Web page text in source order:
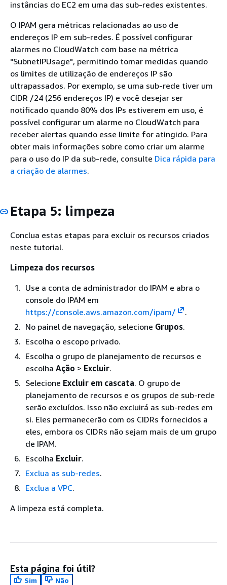
instâncias do EC2 em uma das sub-redes existentes.
O IPAM gera métricas relacionadas ao uso de
endereços IP em sub-redes. É possível configurar
alarmes no CloudWatch com base na métrica
"SubnetIPUsage", permitindo tomar medidas quando
os limites de utilização de endereços IP são
ultrapassados. Por exemplo, se uma sub-rede tiver um
CIDR /24 (256 endereços IP) e você desejar ser
notificado quando 80% dos IPs estiverem em uso, é
possível configurar um alarme no CloudWatch para
receber alertas quando esse limite for atingido. Para
obter mais informações sobre como criar um alarme
para o uso do IP da sub-rede, consulte Dica rápida para
a criação de alarmes.
Etapa 5: limpeza
Conclua estas etapas para excluir os recursos criados
neste tutorial.
Limpeza dos recursos
Use a conta de administrador do IPAM e abra o
console do IPAM em
https://console.aws.amazon.com/ipam/
.
No painel de navegação, selecione Grupos.
Escolha o escopo privado.
Escolha o grupo de planejamento de recursos e
escolha Ação > Excluir.
Selecione Excluir em cascata. O grupo de
planejamento de recursos e os grupos de sub-rede
serão excluídos. Isso não excluirá as sub-redes em
si. Eles permanecerão com os CIDRs fornecidos a
eles, embora os CIDRs não sejam mais de um grupo
de IPAM.
Escolha Excluir.
Exclua as sub-redes.
Exclua a VPC.
A limpeza está completa.
Esta página foi útil?
Sim
Não